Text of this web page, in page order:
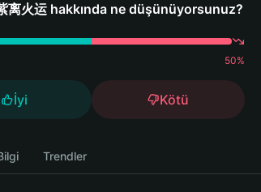
离火运 hakkında ne düşünüyorsunuz?
50%
İyi Kötü
Trendler